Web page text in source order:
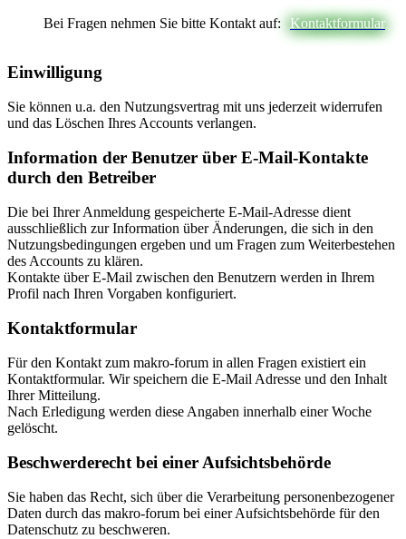
Bei Fragen nehmen Sie bitte Kontakt auf: Kontaktformular
Einwilligung
Sie können u.a. den Nutzungsvertrag mit uns jederzeit widerrufen
und das Löschen Ihres Accounts verlangen.
Information der Benutzer über E-Mail-Kontakte
durch den Betreiber
Die bei Ihrer Anmeldung gespeicherte E-Mail-Adresse dient
ausschließlich zur Information über Änderungen, die sich in den
Nutzungsbedingungen ergeben und um Fragen zum Weiterbestehen
des Accounts zu klären.
Kontakte über E-Mail zwischen den Benutzern werden in Ihrem
Profil nach Ihren Vorgaben konfiguriert.
Kontaktformular
Für den Kontakt zum makro-forum in allen Fragen existiert ein
Kontaktformular. Wir speichern die E-Mail Adresse und den Inhalt
Ihrer Mitteilung.
Nach Erledigung werden diese Angaben innerhalb einer Woche
gelöscht.
Beschwerderecht bei einer Aufsichtsbehörde
Sie haben das Recht, sich über die Verarbeitung personenbezogener
Daten durch das makro-forum bei einer Aufsichtsbehörde für den
Datenschutz zu beschweren.